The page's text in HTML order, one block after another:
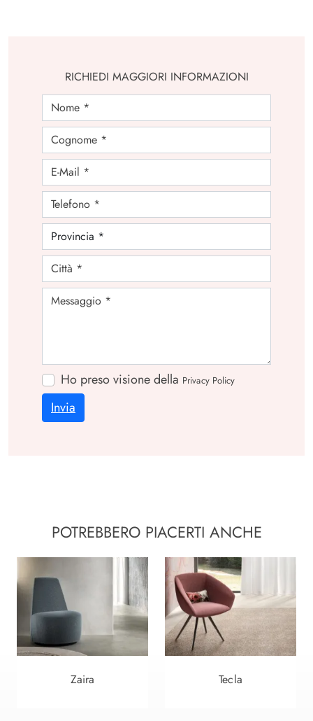
RICHIEDI MAGGIORI INFORMAZIONI
Ho preso visione della Privacy Policy
Invia
POTREBBERO PIACERTI ANCHE
Zaira Tecla